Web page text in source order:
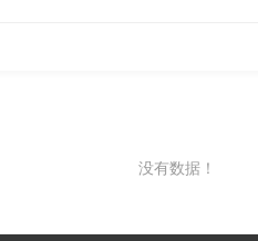
没有数据！